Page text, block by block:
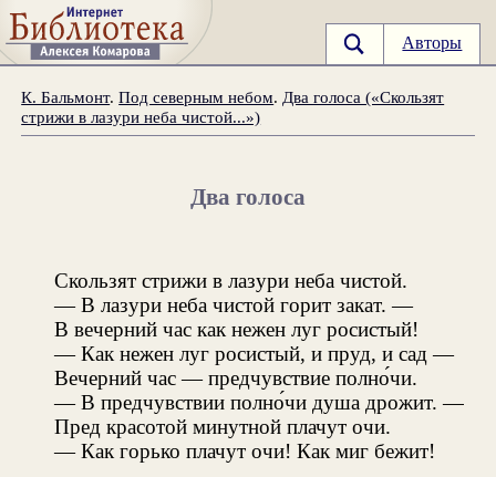
Авторы
К. Бальмонт.Под северным небом. Два голоса («Скользят
стрижи в лазури неба чистой...»)
Два голоса
Скользят стрижи в лазури неба чистой.
— В лазури неба чистой горит закат. —
В вечерний час как нежен луг росистый!
— Как нежен луг росистый, и пруд, и сад —
Вечерний час — предчувствие полно́чи.
— В предчувствии полно́чи душа дрожит. —
Пред красотой минутной плачут очи.
— Как горько плачут очи! Как миг бежит!